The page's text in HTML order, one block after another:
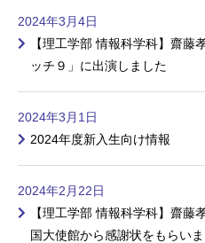
2024年3月4日
【理工学部 情報科学科】齋藤
ッチ９」に出演しました
2024年3月1日
2024年度新入生向け情報
2024年2月22日
【理工学部 情報科学科】齋藤
国大使館から感謝状をもらい